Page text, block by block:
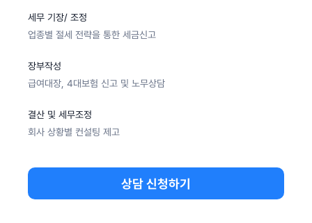
세무 기장/ 조정
업종별 절세 전략을 통한 세금신고
장부작성
급여대장, 4대보험 신고 및 노무상담
결산 및 세무조정
회사 상황별 컨설팅 제고
상담 신청하기